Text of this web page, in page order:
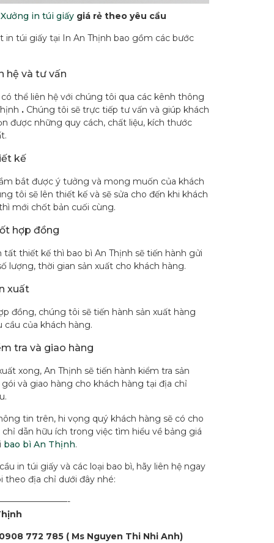
Xưởng in túi giấy giá rẻ theo yêu cầu
in túi giấy tại In An Thịnh bao gồm các bước
hệ và tư vấn
thể liên hệ với chúng tôi qua các kênh thông
. Chúng tôi sẽ trực tiếp tư vấn và giúp khách
được những quy cách, chất liệu, kích thước
kế
bắt được ý tưởng và mong muốn của khách
tôi sẽ lên thiết kế và sẽ sửa cho đến khi khách
mới chốt bản cuối cùng.
hợp đồng
tất thiết kế thì bao bì An Thịnh sẽ tiến hành gửi
lượng, thời gian sản xuất cho khách hàng.
xuất
đồng, chúng tôi sẽ tiến hành sản xuất hàng
cầu của khách hàng.
tra và giao hàng
xong, An Thịnh sẽ tiến hành kiểm tra sản
và giao hàng cho khách hàng tại địa chỉ
tin trên, hi vọng quý khách hàng sẽ có cho
dẫn hữu ích trong việc tìm hiểu về bảng giá
bao bì An Thịnh.
in túi giấy và các loại bao bì, hãy liên hệ ngay
theo địa chỉ dưới đây nhé:
772 785 ( Ms Nguyen Thi Nhi Anh)